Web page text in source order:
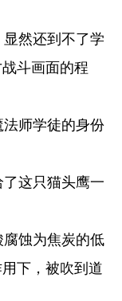
然还到不了学
斗画面的程
师学徒的身份
这只猫头鹰一
蚀为焦炭的低
下，被吹到道